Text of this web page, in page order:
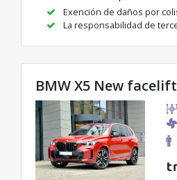
Exención de daños por
La responsabilidad de
BMW X5 New facelift